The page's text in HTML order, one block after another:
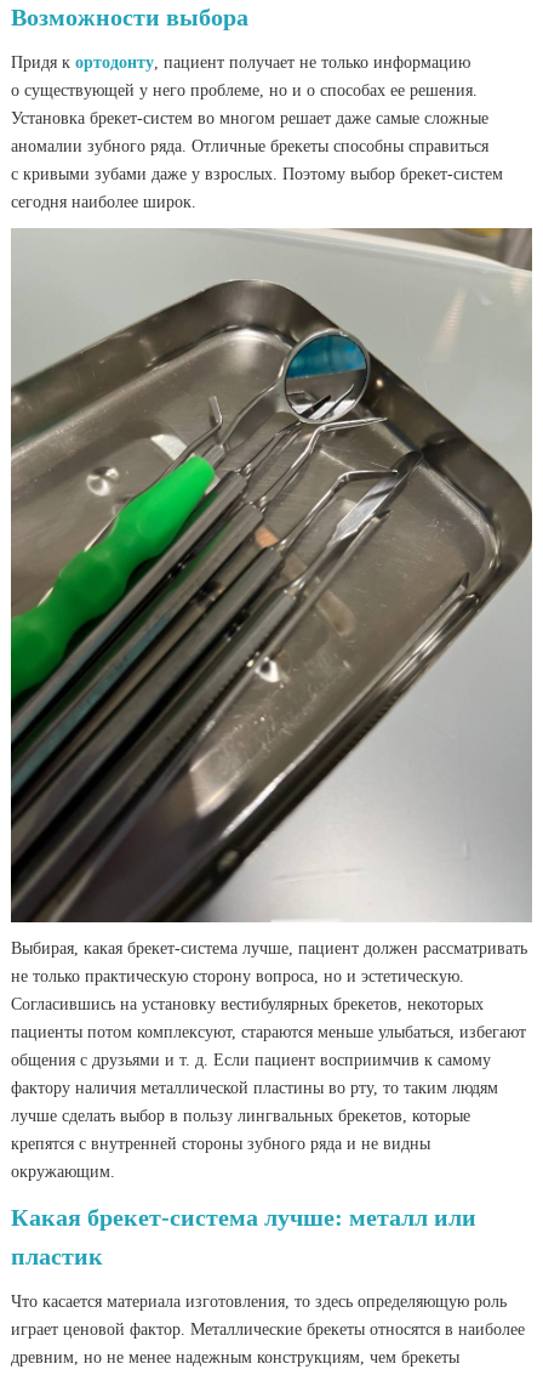
Возможности выбора
Придя кортодонту, пациент получает не только информацию
о существующей у него проблеме, но и о способах ее решения.
Установка брекет-систем во многом решает даже самые сложные
аномалии зубного ряда. Отличные брекеты способны справиться
с кривыми зубами даже у взрослых. Поэтому выбор брекет-систем
сегодня наиболее широк.
Выбирая, какая брекет-система лучше, пациент должен рассматривать
не только практическую сторону вопроса, но и эстетическую.
Согласившись на установку вестибулярных брекетов, некоторых
пациенты потом комплексуют, стараются меньше улыбаться, избегают
общения с друзьями и т. д. Если пациент восприимчив к самому
фактору наличия металлической пластины во рту, то таким людям
лучше сделать выбор в пользу лингвальных брекетов, которые
крепятся с внутренней стороны зубного ряда и не видны
окружающим.
Какая брекет-система лучше: металл или
пластик
Что касается материала изготовления, то здесь определяющую роль
играет ценовой фактор. Металлические брекеты относятся в наиболее
древним, но не менее надежным конструкциям, чем брекеты